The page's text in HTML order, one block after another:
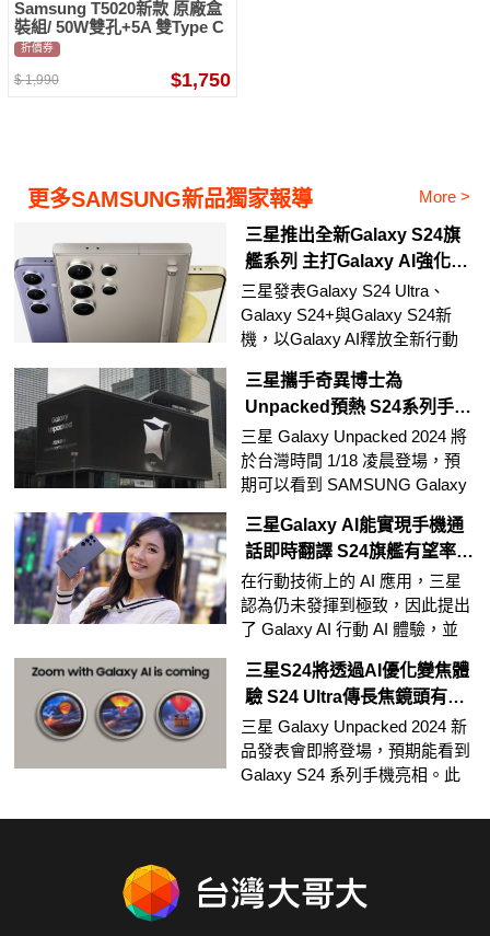
Samsung T5020新款 原廠盒
裝組/ 50W雙孔+5A 雙Type C
線1.8m (for S25 S24系列)
折價券
$1,990 $1,750
More >
更多SAMSUNG新品獨家報導
三星推出全新Galaxy S24旗
艦系列 主打Galaxy AI強化行
動體驗
三星發表Galaxy S24 Ultra、
Galaxy S24+與Galaxy S24新
機，以Galaxy AI釋放全新行動
三星攜手奇異博士為
Unpacked預熱 S24系列手機
規格
三星 Galaxy Unpacked 2024 將
於台灣時間 1/18 凌晨登場，預
期可以看到 SAMSUNG Galaxy
三星Galaxy AI能實現手機通
話即時翻譯 S24旗艦有望率先
搭載
在行動技術上的 AI 應用，三星
認為仍未發揮到極致，因此提出
了 Galaxy AI 行動 AI 體驗，並
將會打破社交隔閡的世界，使人
際溝通更容易、更有效率。
三星S24將透過AI優化變焦體
驗 S24 Ultra傳長焦鏡頭有新
功能
三星 Galaxy Unpacked 2024 新
品發表會即將登場，預期能看到
Galaxy S24 系列手機亮相。此
為主題